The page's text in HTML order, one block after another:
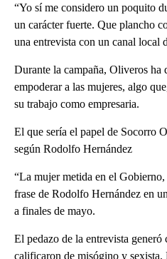
“Yo sí me considero un poquito
un carácter fuerte. Que plancho
una entrevista con un canal local
Durante la campaña, Oliveros ha
empoderar a las mujeres, algo
su trabajo como empresaria.
El que sería el papel de Socorro
según Rodolfo Hernández
“La mujer metida en el
frase de Rodolfo Hernández en
a finales de mayo.
El pedazo de la entrevista
calificaron de misógino y sexista.